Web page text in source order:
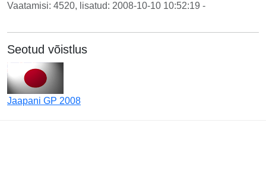
Vaatamisi: 4520, lisatud: 2008-10-10 10:52:19 -
Seotud võistlus
Jaapani GP 2008